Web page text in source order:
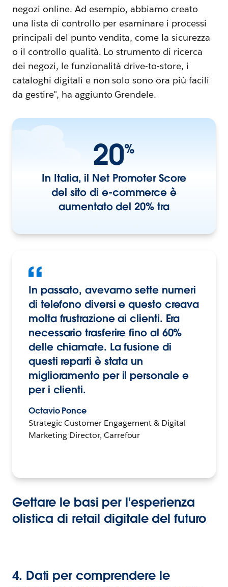
negozi online. Ad esempio, abbiamo creato
una lista di controllo per esaminare i processi
principali del punto vendita, come la sicurezza
o il controllo qualità. Lo strumento di ricerca
dei negozi, le funzionalità drive-to-store, i
cataloghi digitali e non solo sono ora più facili
da gestire", ha aggiunto Grendele.
20%
In Italia, il Net Promoter Score
del sito di e-commerce è
aumentato del 20% tra
In passato, avevamo sette numeri
di telefono diversi e questo creava
molta frustrazione ai clienti. Era
necessario trasferire fino al 60%
delle chiamate. La fusione di
questi reparti è stata un
miglioramento per il personale e
per i clienti.
Octavio Ponce
Strategic Customer Engagement & Digital
Marketing Director, Carrefour
Gettare le basi per l'esperienza
olistica di retail digitale del futuro
4. Dati per comprendere le